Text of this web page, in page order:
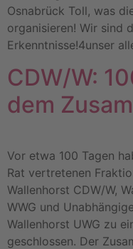
Osnabrück Toll, was
organisieren! Wir sind
Erkenntnisse!4unser
CDW/W:
dem
Vor etwa 100 Tagen
Rat vertretenen
Wallenhorst CDW/W,
WWG und
Wallenhorst UWG zu
geschlossen. Der